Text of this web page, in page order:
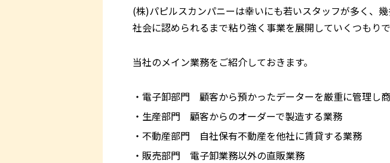
(株)パピルスカンパニーは幸いにも若いスタッフが多く、
社会に認められるまで粘り強く事業を展開していくつもりで
当社のメイン業務をご紹介しておきます。
電子卸部門 顧客から預かったデーターを厳重に管理し
生産部門 顧客からのオーダーで製造する業務
不動産部門 自社保有不動産を他社に賃貸する業務
販売部門 電子卸業務以外の直販業務